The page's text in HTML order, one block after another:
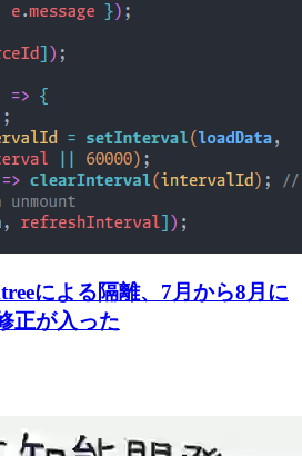
による隔離、7月から8月に
正が入った